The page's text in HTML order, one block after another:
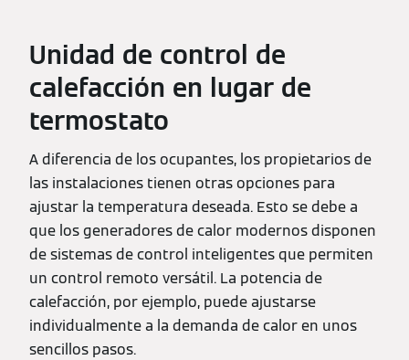
Unidad de control de
calefacción en lugar de
termostato
A diferencia de los ocupantes, los propietarios de
las instalaciones tienen otras opciones para
ajustar la temperatura deseada. Esto se debe a
que los generadores de calor modernos disponen
de sistemas de control inteligentes que permiten
un control remoto versátil. La potencia de
calefacción, por ejemplo, puede ajustarse
individualmente a la demanda de calor en unos
sencillos pasos.